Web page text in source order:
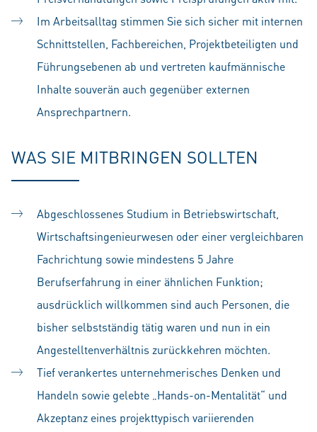
Im Arbeitsalltag stimmen Sie sich sicher mit internen
Schnittstellen, Fachbereichen, Projektbeteiligten und
Führungsebenen ab und vertreten kaufmännische
Inhalte souverän auch gegenüber externen
Ansprechpartnern.
WAS SIE MITBRINGEN SOLLTEN
Abgeschlossenes Studium in Betriebswirtschaft,
Wirtschaftsingenieurwesen oder einer vergleichbaren
Fachrichtung sowie mindestens 5 Jahre
Berufserfahrung in einer ähnlichen Funktion;
ausdrücklich willkommen sind auch Personen, die
bisher selbstständig tätig waren und nun in ein
Angestelltenverhältnis zurückkehren möchten.
Tief verankertes unternehmerisches Denken und
Handeln sowie gelebte „Hands-on-Mentalität“ und
Akzeptanz eines projekttypisch variierenden